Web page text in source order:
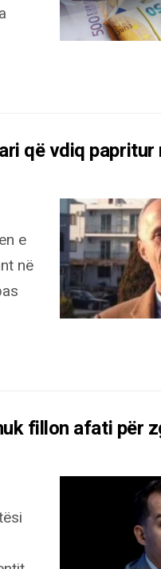
që vdiq papritur
e
në
fillon afati për